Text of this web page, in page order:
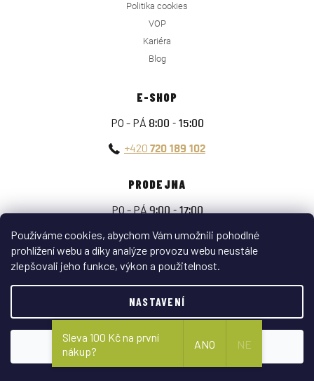
Používáme cookies, abychom Vám umožnili pohodlné
prohlížení webu a díky analýze provozu webu neustále
zlepšovali jeho funkce, výkon a použitelnost.
NASTAVENÍ
SOUHLASÍM
Politika cookies
VOP
Kariéra
Blog
E-SHOP
PO - PÁ 8:00 - 15:00
+420 720 189 102
PRODEJNA
PO - PÁ9:00 - 17:00
+420 703 005 016
BUĎTE STÁLE S NÁMI
Sleva 100 Kč na první
nákup?
ANO NE